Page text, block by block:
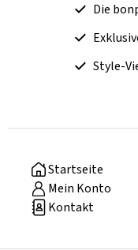
Die
Style-
Startseite
Mein Konto
Kontakt